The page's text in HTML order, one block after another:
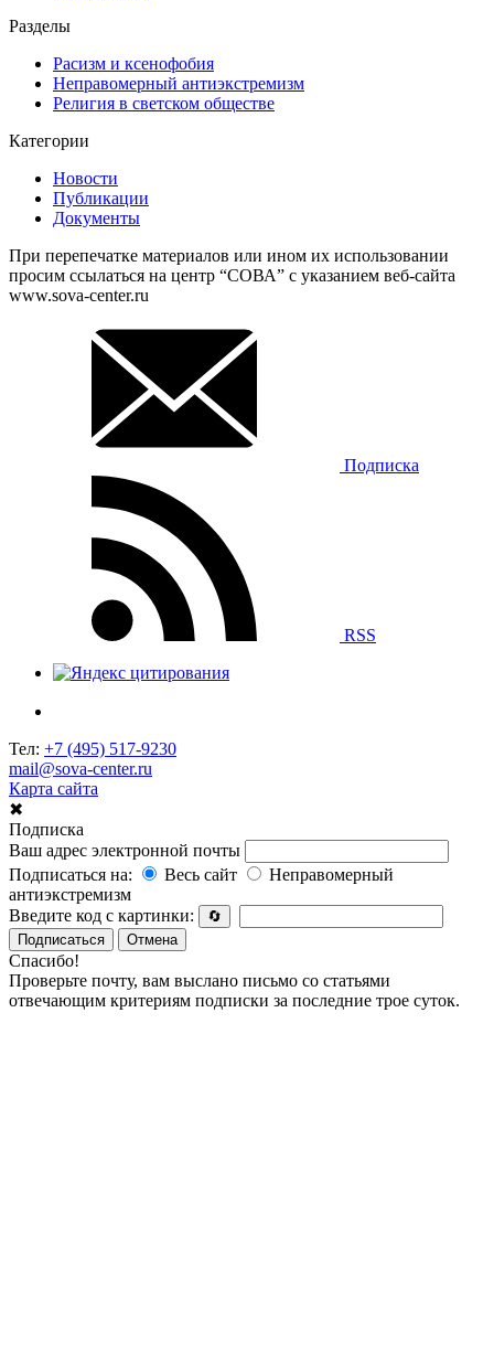
Разделы
Расизм и ксенофобия
Неправомерный антиэкстремизм
Религия в светском обществе
Категории
Новости
Публикации
Документы
При перепечатке материалов или ином их использовании
просим ссылаться на центр “СОВА” с указанием веб-сайта
www.sova-center.ru
Подписка
RSS
Тел: +7 (495) 517-9230
mail@sova-center.ru
Карта сайта
✖
Подписка
Ваш адрес электронной почты
Подписаться на:
Весь сайт
Неправомерный
антиэкстремизм
Введите код с картинки:
🔄
Подписаться
Отмена
Спасибо!
Проверьте почту, вам выслано письмо со статьями
отвечающим критериям подписки за последние трое суток.